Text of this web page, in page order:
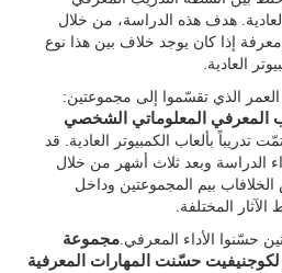
هدف هذه الدراسة، من خلال
إذا كان يوجد خلاف بين هذا نوع
العادية.
المعرفي المعلوماتي الشخصي
تدريباً بألعاب الكمبيوتر العادية. قد
الدراسة وبعد ثلاث أشهر من خلال
بيم المجموعتين وداخل
المختلفة.
حسّنوا الأداء المعرفي.مجموعة
حسّنت المهارات المعرفية